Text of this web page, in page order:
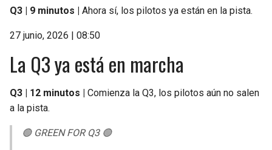
Q3 | 9 minutos | Ahora sí, los pilotos ya están en la pista.
27 junio, 2026 | 08:50
La Q3 ya está en marcha
Q3 | 12 minutos | Comienza la Q3, los pilotos aún no salen
a la pista.
🟢 GREEN FOR Q3 🟢